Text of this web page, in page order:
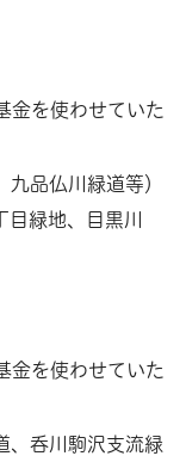
金を使わせていた
品仏川緑道等）
緑地、目黒川
金を使わせていた
、呑川駒沢支流緑